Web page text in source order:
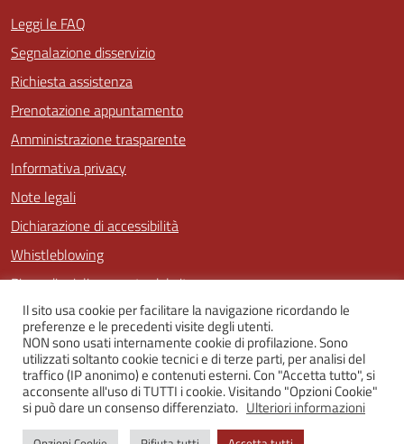
Leggi le FAQ
Segnalazione disservizio
Richiesta assistenza
Prenotazione appuntamento
Amministrazione trasparente
Informativa privacy
Note legali
Dichiarazione di accessibilità
Whistleblowing
Piano di miglioramento del sito
SEGUICI SU
FacebookTwitter YoutubeInstagram
Il sito usa cookie per facilitare la navigazione ricordando le
preferenze e le precedenti visite degli utenti.
NON sono usati internamente cookie di profilazione. Sono
utilizzati soltanto cookie tecnici e di terze parti, per analisi del
traffico (IP anonimo) e contenuti esterni. Con "Accetta tutto", si
acconsente all'uso di TUTTI i cookie. Visitando "Opzioni Cookie"
si può dare un consenso differenziato. Ulteriori informazioni